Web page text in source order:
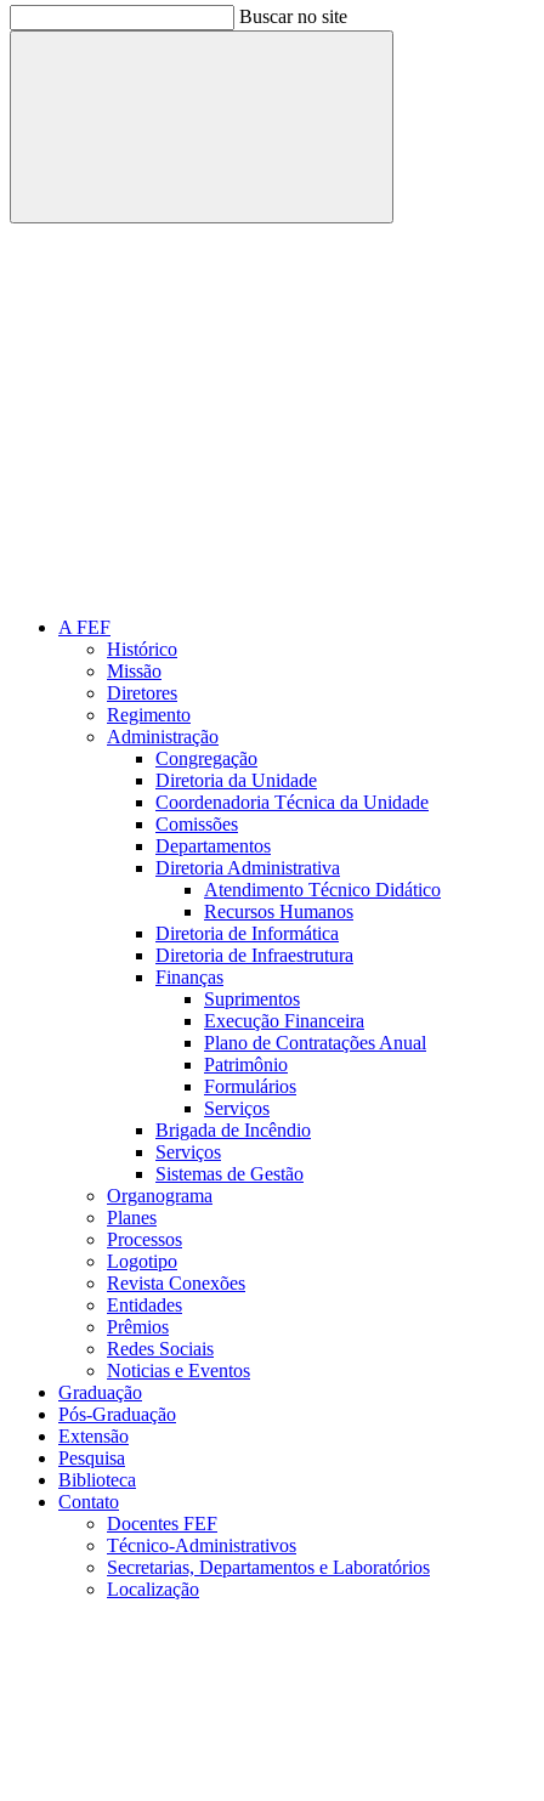
Buscar no site
Buscar
A FEF
Histórico
Missão
Diretores
Regimento
Administração
Congregação
Diretoria da Unidade
Coordenadoria Técnica da Unidade
Comissões
Departamentos
Diretoria Administrativa
Atendimento Técnico Didático
Recursos Humanos
Diretoria de Informática
Diretoria de Infraestrutura
Finanças
Suprimentos
Execução Financeira
Plano de Contratações Anual
Patrimônio
Formulários
Serviços
Brigada de Incêndio
Serviços
Sistemas de Gestão
Organograma
Planes
Processos
Logotipo
Revista Conexões
Entidades
Prêmios
Redes Sociais
Noticias e Eventos
Graduação
Pós-Graduação
Extensão
Pesquisa
Biblioteca
Contato
Docentes FEF
Técnico-Administrativos
Secretarias, Departamentos e Laboratórios
Localização